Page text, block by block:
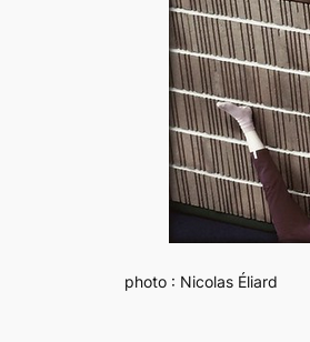
photo : Nicolas Éliard